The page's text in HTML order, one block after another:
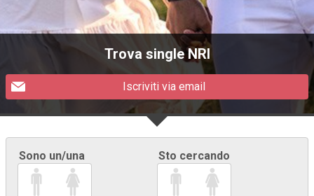
Trova single NRI
Iscriviti via email
Sono un/una Sto cercando